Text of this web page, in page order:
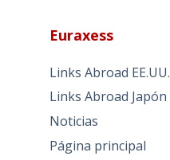
Euraxess
Links Abroad EE.UU.
Links Abroad Japón
Noticias
Página principal